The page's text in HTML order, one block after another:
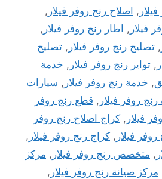
, اصلاح رنج روفر فيلار ,
فيلار , اطار رنج روفر فيلار ,
, تصليح رنج روفر فيلار , تصليح
, تواير رنج روفر فيلار , خدمة
, خدمة رنج روفر فيلار , سيارات
روفر فيلار , قطع رنج روفر
فيلار , كراج اصلاح رنج روفر
فيلار , كراج رنج روفر فيلار ,
, متخصص رنج روفر فيلار , مركز
مركز صيانة رنج روفر فيلار ,